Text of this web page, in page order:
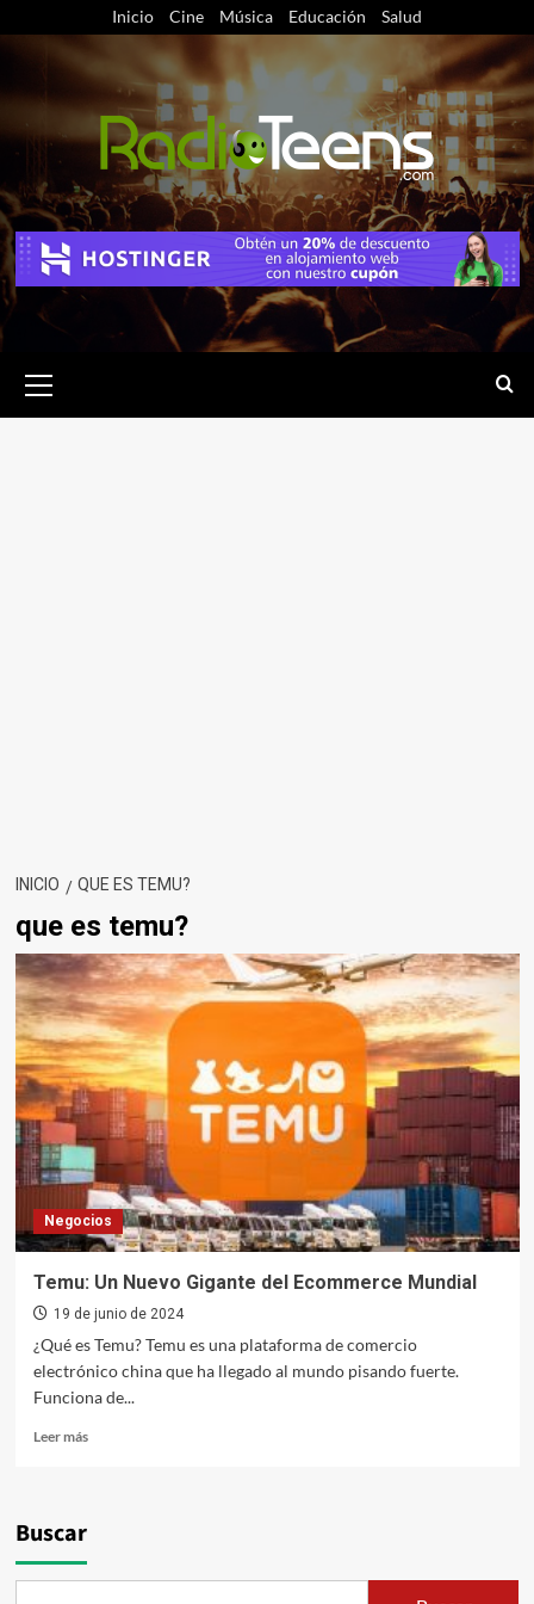
contenido
Inicio Cine Música Educación Salud
primario
INICIO QUE ES TEMU?
que es temu?
Negocios
Temu: Un Nuevo Gigante del Ecommerce Mundial
19 de junio de 2024
¿Qué es Temu? Temu es una plataforma de comercio
electrónico china que ha llegado al mundo pisando fuerte.
Funciona de...
Leer másLeer
Gigante
Buscar